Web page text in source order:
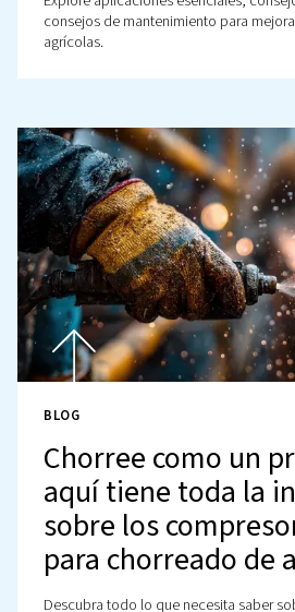
¿Por qué los
aceite son la
para la
farmacéutica?
Descubra por qué los
para la fabricación
ventajas en este sector